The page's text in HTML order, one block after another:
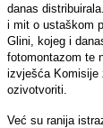
danas
i mit o ustaškom
Glini, kojeg i
fotomontazom te
izvješća Komisije
ozivotvoriti.
Već su ranija